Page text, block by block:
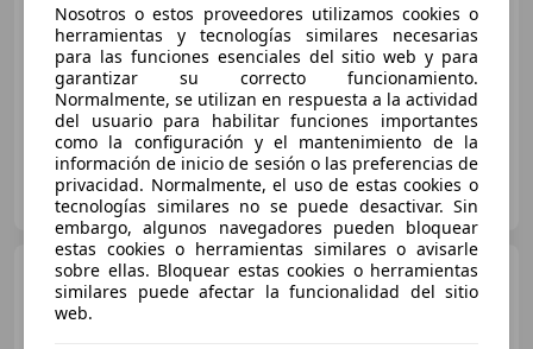
€ 6.000
04/2007 35.500 km Gasolina 65 kW (88 CV)
Particular
DE-92709 Moosbach, M
Moto Guzzi Griso 1100
Café Racer Umbau von
Nosotros o estos proveedores utilizamos cookies o
herramientas y tecnologías similares necesarias
para las funciones esenciales del sitio web y para
garantizar su correcto funcionamiento.
Normalmente, se utilizan en respuesta a la actividad
del usuario para habilitar funciones importantes
como la configuración y el mantenimiento de la
información de inicio de sesión o las preferencias de
privacidad. Normalmente, el uso de estas cookies o
tecnologías similares no se puede desactivar. Sin
embargo, algunos navegadores pueden bloquear
estas cookies o herramientas similares o avisarle
sobre ellas. Bloquear estas cookies o herramientas
similares puede afectar la funcionalidad del sitio
web.